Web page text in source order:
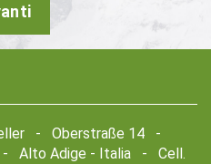
- Oberstraße 14 -
- Alto Adige - Italia - Cell.